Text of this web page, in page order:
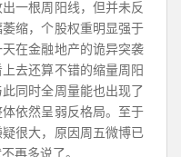
一根周阳线，但并未反
缩，个股权重明显强于
在金融地产的诡异突袭
去还算不错的缩量周阳
同时全周量能也出现了
依然呈弱反格局。至于
很大，原因周五微博已
再多说了。